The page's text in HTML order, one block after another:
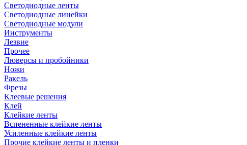
Светодиодные ленты
Светодиодные линейки
Светодиодные модули
Инструменты
Лезвие
Прочее
Люверсы и пробойники
Ножи
Ракель
Фрезы
Клеевые решения
Клей
Клейкие ленты
Вспененные клейкие ленты
Усиленные клейкие ленты
Прочие клейкие ленты и пленки